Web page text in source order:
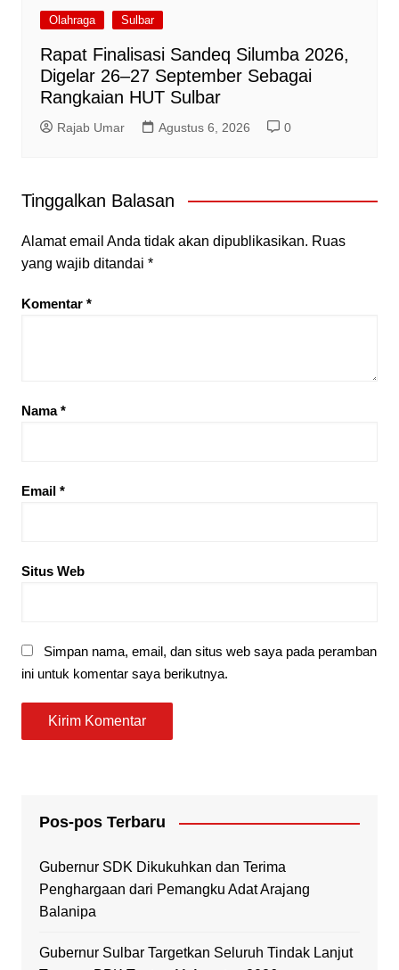
Olahraga Sulbar
Rapat Finalisasi Sandeq Silumba 2026,
Digelar 26–27 September Sebagai
Rangkaian HUT Sulbar
Rajab Umar Agustus 6, 2026 0
Tinggalkan Balasan
Alamat email Anda tidak akan dipublikasikan. Ruas
yang wajib ditandai *
Komentar *
Nama*
Email *
Situs Web
Simpan nama, email, dan situs web saya pada peramban
ini untuk komentar saya berikutnya.
Pos-pos Terbaru
Gubernur SDK Dikukuhkan dan Terima
Penghargaan dari Pemangku Adat Arajang
Balanipa
Gubernur Sulbar Targetkan Seluruh Tindak Lanjut